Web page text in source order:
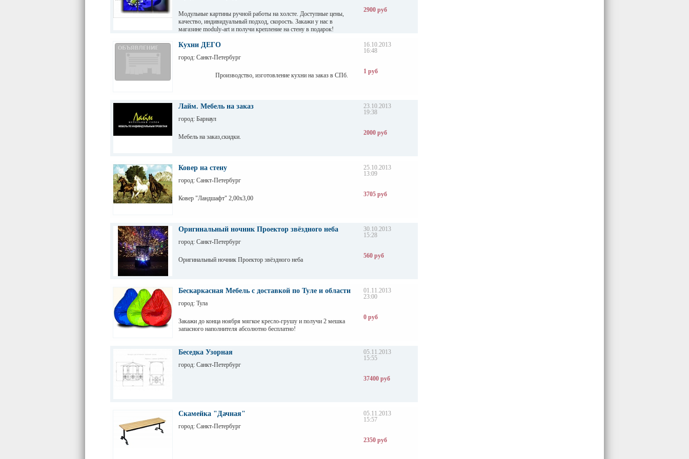
Посмотреть можно на сайте:
http://steeldoor.spb.ru
Телефон: 8-953-349-14-00, 8-812-984-27-78.
Виталий.
Модульные картины ручной работы на холсте. Доступные цены,
качество, индивидуальный подход, скорость. Закажи у нас в
магазине moduly-art и получи крепление на стену в подарок!
2900 руб
Кухни ДЕГО
город: Санкт-Петербург
Производство, изготовление кухни на заказ в СПб.
16.10.2013
16:48
1 руб
Лайм. Мебель на заказ
город: Барнаул
Мебель на заказ,скидки.
23.10.2013
19:38
2000 руб
Ковер на стену
город: Санкт-Петербург
Ковер "Ландшафт" 2,00х3,00
25.10.2013
13:09
3705 руб
Оригинальный ночник Проектор звёздного неба
город: Санкт-Петербург
Оригинальный ночник Проектор звёздного неба
30.10.2013
15:28
560 руб
Бескаркасная Мебель с доставкой по Туле и области
город: Тула
Закажи до конца ноября мягкое кресло-грушу и получи 2 мешка
запасного наполнителя абсолютно бесплатно!
01.11.2013
23:00
0 руб
Беседка Узорная
город: Санкт-Петербург
05.11.2013
15:55
37400 руб
Скамейка "Дачная"
город: Санкт-Петербург
05.11.2013
15:57
2350 руб